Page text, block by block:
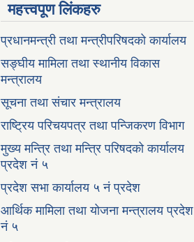
महत्त्वपूण लिंकहरु
प्रधानमन्त्री तथा मन्त्रीपरिषदको कार्यालय
सङ्घीय मामिला तथा स्थानीय विकास
मन्त्रालय
सूचना तथा संचार मन्त्रालय
राष्ट्रिय परिचयपत्र तथा पन्जिकरण विभाग
मुख्य मन्त्रि तथा मन्त्रि परिषदको कार्यालय
प्रदेश नं ५
प्रदेश सभा कार्यालय ५ नं प्रदेश
आर्थिक मामिला तथा योजना मन्त्रालय प्रदेश
नं ५